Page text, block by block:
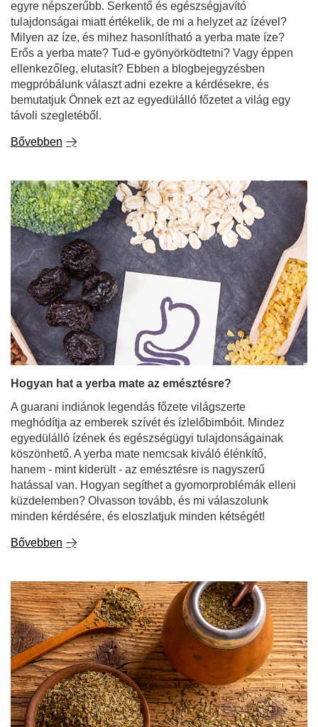
egyre népszerűbb. Serkentő és egészségjavító
tulajdonságai miatt értékelik, de mi a helyzet az ízével?
Milyen az íze, és mihez hasonlítható a yerba mate íze?
Erős a yerba mate? Tud-e gyönyörködtetni? Vagy éppen
ellenkezőleg, elutasít? Ebben a blogbejegyzésben
megpróbálunk választ adni ezekre a kérdésekre, és
bemutatjuk Önnek ezt az egyedülálló főzetet a világ egy
távoli szegletéből.
Bővebben
Hogyan hat a yerba mate az emésztésre?
A guarani indiánok legendás főzete világszerte
meghódítja az emberek szívét és ízlelőbimbóit. Mindez
egyedülálló ízének és egészségügyi tulajdonságainak
köszönhető. A yerba mate nemcsak kiváló élénkítő,
hanem - mint kiderült - az emésztésre is nagyszerű
hatással van. Hogyan segíthet a gyomorproblémák elleni
küzdelemben? Olvasson tovább, és mi válaszolunk
minden kérdésére, és eloszlatjuk minden kétségét!
Bővebben